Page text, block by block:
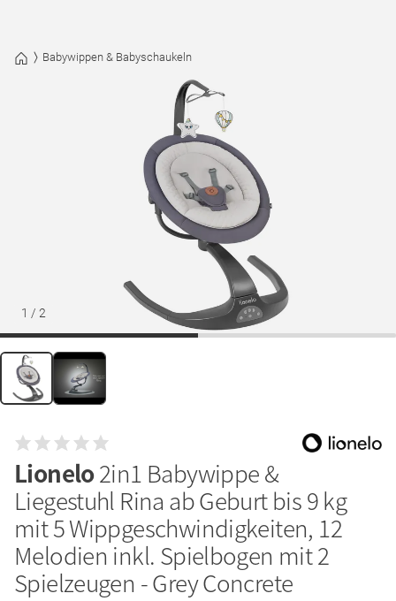
Babywippen & Babyschaukeln
1 / 2
Lionelo2in1 Babywippe &
Liegestuhl Rina ab Geburt bis 9 kg
mit 5 Wippgeschwindigkeiten, 12
Melodien inkl. Spielbogen mit 2
Spielzeugen - Grey Concrete